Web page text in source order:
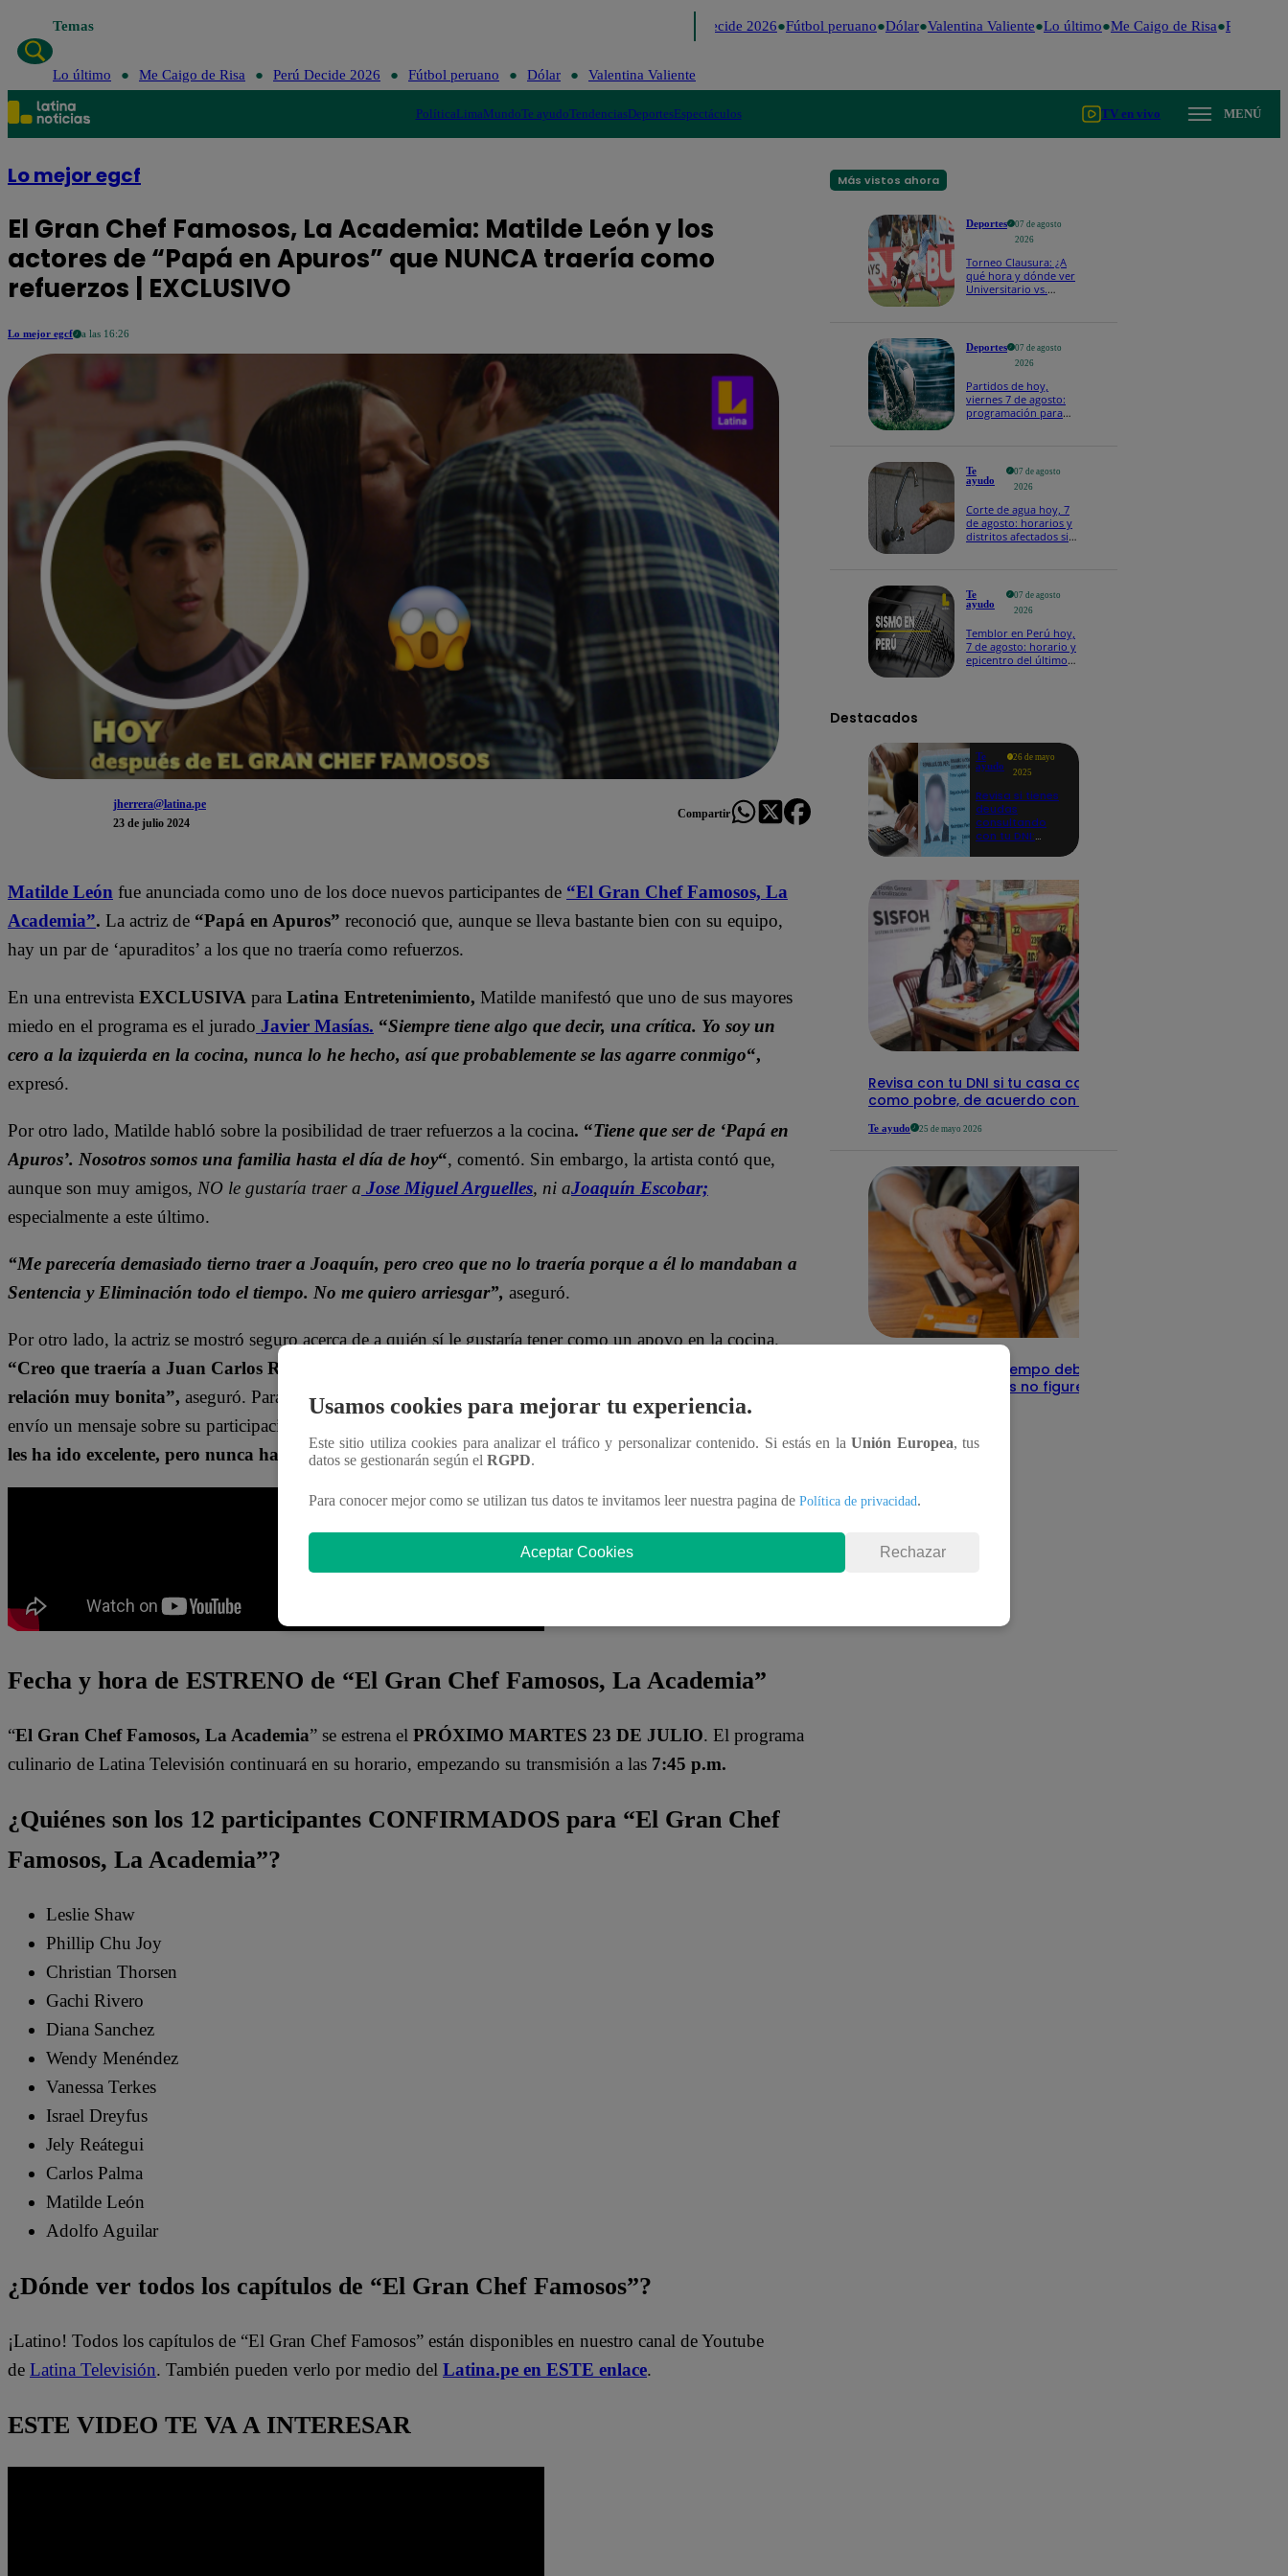
Temas Perú Decide 2026 Fútbol peruano Dólar Valentina Valiente Lo último Me Caigo de Risa Perú
Lo último Me Caigo de Risa Perú Decide 2026 Fútbol peruano Dólar Valentina Valiente
PolíticaLimaMundoTe ayudoTendenciasDeportesEspectáculos TV en vivo MENÚ
Lo mejor egcf
El Gran Chef Famosos, La Academia: Matilde León y los
actores de “Papá en Apuros” que NUNCA traería como
refuerzos | EXCLUSIVO
Lo mejor egcf a las 16:26
jherrera@latina.pe
23 de julio 2024
Compartir
Matilde León fue anunciada como uno de los doce nuevos participantes de “El Gran Chef Famosos, La
Academia”. La actriz de “Papá en Apuros” reconoció que, aunque se lleva bastante bien con su equipo,
hay un par de ‘apuraditos’ a los que no traería como refuerzos.
En una entrevista EXCLUSIVA para Latina Entretenimiento, Matilde manifestó que uno de sus mayores
miedo en el programa es el jurado Javier Masías. “Siempre tiene algo que decir, una crítica. Yo soy un
cero a la izquierda en la cocina, nunca lo he hecho, así que probablemente se las agarre conmigo“,
expresó.
Por otro lado, Matilde habló sobre la posibilidad de traer refuerzos a la cocina. “Tiene que ser de ‘Papá en
Apuros’. Nosotros somos una familia hasta el día de hoy“, comentó. Sin embargo, la artista contó que,
aunque son muy amigos, NO le gustaría traer a Jose Miguel Arguelles, ni aJoaquín Escobar;
especialmente a este último.
“Me parecería demasiado tierno traer a Joaquín, pero creo que no lo traería porque a él lo mandaban a
Sentencia y Eliminación todo el tiempo. No me quiero arriesgar”, aseguró.
Por otro lado, la actriz se mostró seguro acerca de a quién sí le gustaría tener como un apoyo en la cocina.
“Creo que traería a Juan Carlos Rey de Castro, porque él fue mi papá en la novela y tenemos una
relación muy bonita”, aseguró. Para terminar, la joven se definió como una estudiante súper estudiosa y
envío un mensaje sobre su participación en el programa.
les ha ido excelente, pero nunca ha ganado un ‘apuradito’, ¿será mi momento? Veremos”, finalizó.
Fecha y hora de ESTRENO de “El Gran Chef Famosos, La Academia”
“El Gran Chef Famosos, La Academia” se estrena el PRÓXIMO MARTES 23 DE JULIO. El programa
culinario de Latina Televisión continuará en su horario, empezando su transmisión a las 7:45 p.m.
¿Quiénes son los 12 participantes CONFIRMADOS para “El Gran Chef
Famosos, La Academia”?
Leslie Shaw
Phillip Chu Joy
Christian Thorsen
Gachi Rivero
Diana Sanchez
Wendy Menéndez
Vanessa Terkes
Israel Dreyfus
Jely Reátegui
Carlos Palma
Matilde León
Adolfo Aguilar
¿Dónde ver todos los capítulos de “El Gran Chef Famosos”?
¡Latino! Todos los capítulos de “El Gran Chef Famosos” están disponibles en nuestro canal de Youtube
de Latina Televisión. También pueden verlo por medio del Latina.pe en ESTE enlace.
ESTE VIDEO TE VA A INTERESAR
Más vistos ahora
Deportes
07 de agosto
2026
Torneo Clausura: ¿A
qué hora y dónde ver
Universitario vs.
Deportes
07 de agosto
2026
Partidos de hoy,
viernes 7 de agosto:
programación para
Te
ayudo
07 de agosto
2026
Corte de agua hoy, 7
de agosto: horarios y
distritos afectados sin
Te
ayudo
07 de agosto
2026
Temblor en Perú hoy,
7 de agosto: horario y
epicentro del último
Destacados
Te
ayudo
26 de mayo
2025
Revisa si tienes
deudas
consultando
con tu DNI:
detalles
Revisa con tu DNI si tu casa califica
como pobre, de acuerdo con el Sisfoh
Te ayudo 25 de mayo 2026
Infocorp: ¿Cuánto tiempo debe pasar
para que tus deudas no figuren en su
Usamos cookies para mejorar tu experiencia.
Este sitio utiliza cookies para analizar el tráfico y personalizar contenido. Si estás en laUnión Europea, tus
datos se gestionarán según el RGPD.
Para conocer mejor como se utilizan tus datos te invitamos leer nuestra pagina de Política de privacidad.
Aceptar Cookies Rechazar